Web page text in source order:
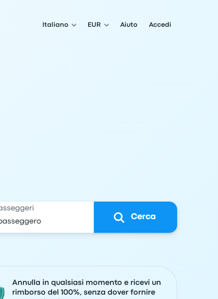
Italiano EUR Aiuto Accedi
Cerca
Annulla in qualsiasi momento e ricevi un
rimborso del 100%, senza dover fornire